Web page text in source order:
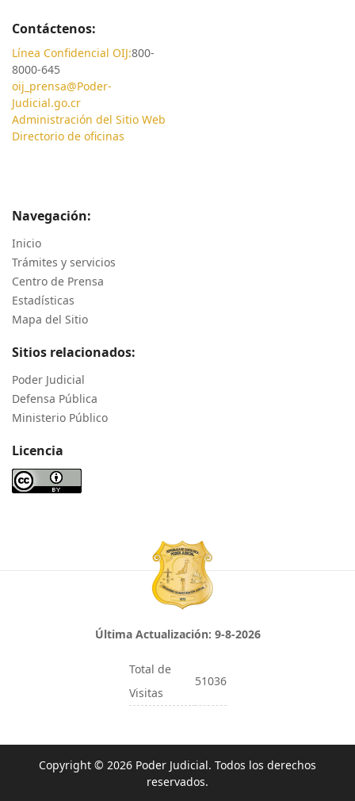
Contáctenos:
Línea Confidencial OIJ:800-
8000-645
oij_prensa@Poder-
Judicial.go.cr
Administración del Sitio Web
Directorio de oficinas
Navegación:
Inicio
Trámites y servicios
Centro de Prensa
Estadísticas
Mapa del Sitio
Sitios relacionados:
Poder Judicial
Defensa Pública
Ministerio Público
Licencia
Última Actualización: 9-8-2026
Total de
Visitas
51036
Copyright © 2026 Poder Judicial. Todos los derechos
reservados.